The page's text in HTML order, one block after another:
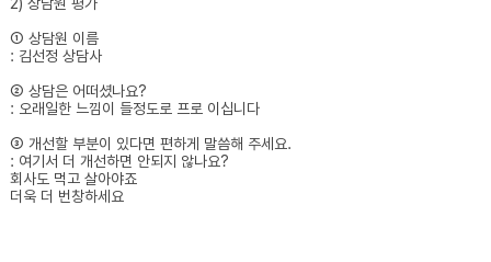
① 상담원 이름
: 김선정 상담사
② 상담은 어떠셨나요?
: 오래일한 느낌이 들정도로 프로 이십니다
③ 개선할 부분이 있다면 편하게 말씀해 주세요.
: 여기서 더 개선하면 안되지 않나요?
회사도 먹고 살아야죠
더욱 더 번창하세요